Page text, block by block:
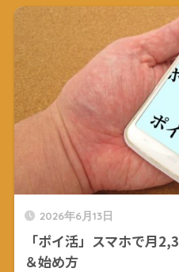
2026年6月13日
「ポイ活」スマホで月
＆始め方